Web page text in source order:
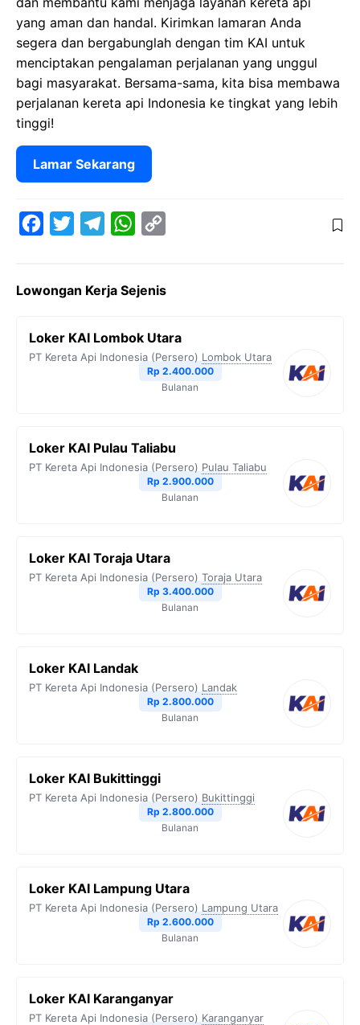
yang aman dan handal. Kirimkan lamaran Anda
segera dan bergabunglah dengan tim KAI untuk
menciptakan pengalaman perjalanan yang unggul
bagi masyarakat. Bersama-sama, kita bisa membawa
perjalanan kereta api Indonesia ke tingkat yang lebih
tinggi!
Lamar Sekarang
e
o
t
e
e
r
W
t
A
y
i
n
k
Lowongan Kerja Sejenis
Loker KAI Lombok Utara
PT Kereta Api Indonesia (Persero) Lombok Utara
Rp 2.400.000
Bulanan
Loker KAI Pulau Taliabu
PT Kereta Api Indonesia (Persero) Pulau Taliabu
Rp 2.900.000
Bulanan
Loker KAI Toraja Utara
PT Kereta Api Indonesia (Persero) Toraja Utara
Rp 3.400.000
Bulanan
Loker KAI Landak
PT Kereta Api Indonesia (Persero) Landak
Rp 2.800.000
Bulanan
Loker KAI Bukittinggi
PT Kereta Api Indonesia (Persero) Bukittinggi
Rp 2.800.000
Bulanan
Loker KAI Lampung Utara
PT Kereta Api Indonesia (Persero) Lampung Utara
Rp 2.600.000
Bulanan
Loker KAI Karanganyar
PT Kereta Api Indonesia (Persero) Karanganyar